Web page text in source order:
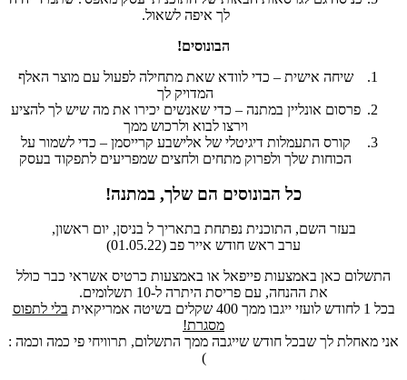
לך איפה לשאול.
הבונוסים!
שיחה אישית – כדי לוודא שאת מתחילה לפעול עם מוצר האלף
המדויק לך
פרסום אונליין במתנה – כדי שאנשים יכירו את מה שיש לך להציע
וירצו לבוא ולרכוש ממך
קורס התעמלות דיגיטלי של אלישבע קרייסמן – כדי לשמור על
הכוחות שלך ולפרוק מתחים ולחצים שמפריעים לתפקוד בעסק
כל הבונוסים הם שלך, במתנה!
בעזר השם, התוכנית נפתחת בתאריך ל בניסן, יום ראשון,
ערב ראש חודש אייר פב (01.05.22)
התשלום כאן באמצעות פייפאל או באמצעות כרטיס אשראי כבר כולל
את ההנחה, עם פריסת היתרה ל-10 תשלומים.
בכל 1 לחודש לועזי ייגבו ממך 400 שקלים בשיטה אמריקאית
בלי לתפוס
מסגרת!
אני מאחלת לך שבכל חודש שייגבה ממך התשלום, תרוויחי פי כמה וכמה :
)